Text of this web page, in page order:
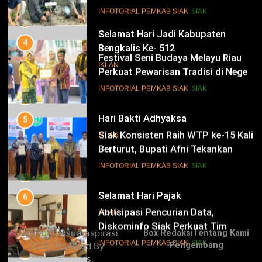
14
Selamat Hari Jadi Kabupaten
Bengkalis Ke- 512
IKLAN
15
Hari Bakti Adhyaksa
IKLAN
16
Selamat Hari Pajak
IKLAN
17
Istana
5
Siak Konsisten Raih WTP ke-15 Kali
Penguatan Tata Kelola Keuangan
6
Antisipasi Pencurian Data,
Diskominfo Siak Perkuat Tim
Tanggap Insiden Siber Mendukung
7
Safari Ramadan di Pedalaman
Kecamatan Sungai Mandau, Bupati
Siak Jemput Aspirasi Warga
INFOTORIAL PEMKAB SIAK
Copyright ©suaraspirasi
2026. Powered By
BlazeThemes.
Box RedaksiTentang Kami
Pengembang